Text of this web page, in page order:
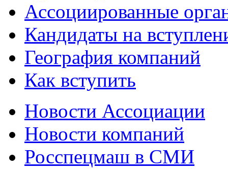
Ассоциированные
Кандидаты на
География компаний
Как вступить
Новости Ассоциации
Новости компаний
Росспецмаш в СМИ